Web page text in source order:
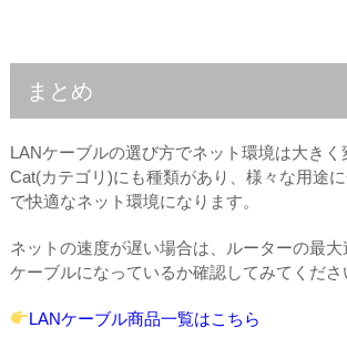
まとめ
LANケーブルの選び方でネット環境は大きく
Cat(カテゴリ)にも種類があり、様々な用途
で快適なネット環境になります。
ネットの速度が遅い場合は、ルーターの最
ケーブルになっているか確認してみてくださ
LANケーブル商品一覧はこちら